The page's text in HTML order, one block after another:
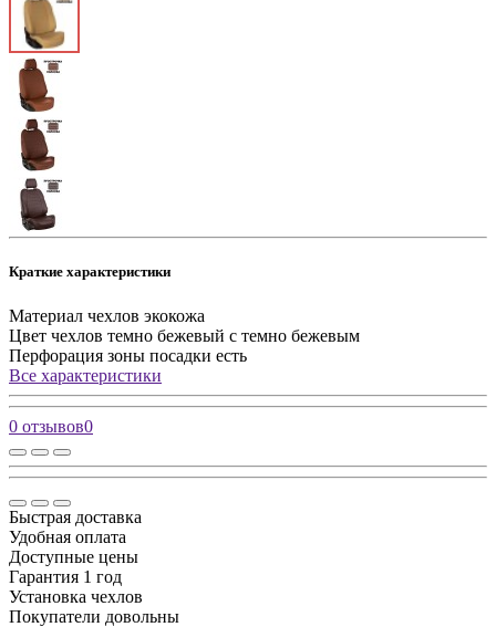
Краткие характеристики
Материал чехлов экокожа
Цвет чехлов темно бежевый с темно бежевым
Перфорация зоны посадки есть
Все характеристики
0 отзывов0
Быстрая доставка
Удобная оплата
Доступные цены
Гарантия 1 год
Установка чехлов
Покупатели довольны